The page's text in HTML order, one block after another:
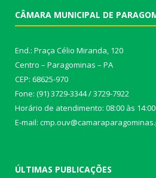
CÂMARA MUNICIPAL DE
End.: Praça Célio Miranda, 120
Centro – Paragominas – PA
CEP: 68625-970
Fone: (91) 3729-3344 / 3729-7922
Horário de atendimento: 08:00 às 14:00
E-mail:
ÚLTIMAS PUBLICAÇÕES